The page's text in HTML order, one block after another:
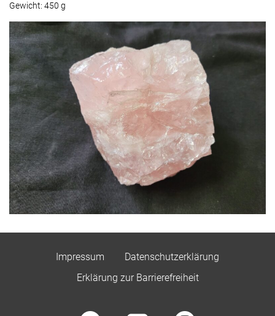
Gewicht: 450 g
Impressum
Datenschutzerklärung
Erklärung zur Barrierefreiheit